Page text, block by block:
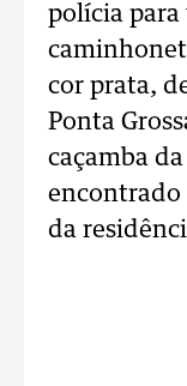
polícia
cor prata,
Ponta
caçamba
encontrado
da